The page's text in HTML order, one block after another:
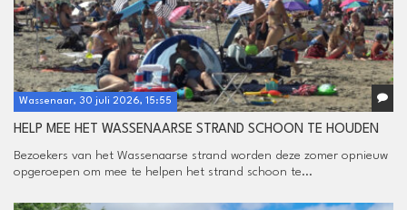
Wassenaar, 30 juli 2026, 15:55
HELP MEE HET WASSENAARSE STRAND SCHOON TE HOUDEN
Bezoekers van het Wassenaarse strand worden deze zomer opnieuw
opgeroepen om mee te helpen het strand schoon te...